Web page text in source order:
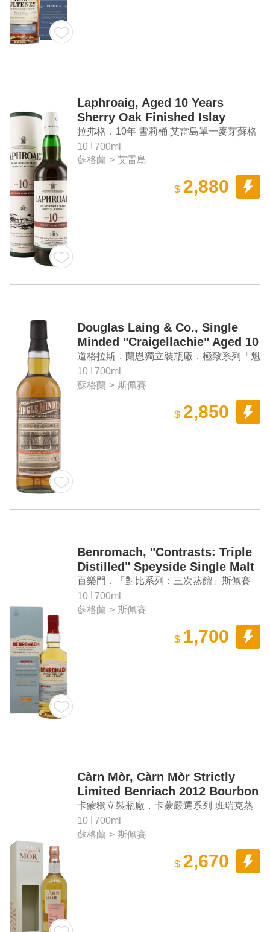
Laphroaig, Aged 10 Years
Sherry Oak Finished Islay
Single Malt Scotch Whisky
拉弗格．10年 雪莉桶 艾雷島單一麥芽蘇格
蘭威士忌
10
700ml
蘇格蘭 > 艾雷島
$ 2,880
Douglas Laing & Co., Single
Minded "Craigellachie" Aged 10
Years Cask Strength Speyside
Single Malt Scotch Whisky
道格拉斯．蘭恩獨立裝瓶廠．極致系列「魁
列奇」10年 斯佩賽單一麥芽蘇格蘭威士忌
原酒
10
700ml
蘇格蘭 > 斯佩賽
$ 2,850
Benromach, "Contrasts: Triple
Distilled" Speyside Single Malt
Scotch Whisky
百樂門．「對比系列：三次蒸餾」斯佩賽
單一麥芽蘇格蘭威士忌
10
700ml
蘇格蘭 > 斯佩賽
$ 1,700
Càrn Mòr, Càrn Mòr Strictly
Limited Benriach 2012 Bourbon
Barrel Single Malt Scotch
Whisky
卡蒙獨立裝瓶廠．卡蒙嚴選系列 班瑞克蒸
餾廠 2012 單一麥芽蘇格蘭威士忌（原酒）
10
700ml
蘇格蘭 > 斯佩賽
$ 2,670